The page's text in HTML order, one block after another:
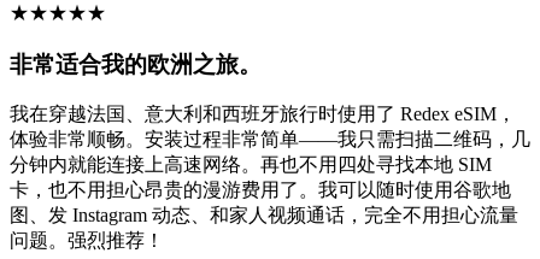
★★★★★
非常适合我的欧洲之旅。
我在穿越法国、意大利和西班牙旅行时使用了 Redex eSIM，
体验非常顺畅。安装过程非常简单——我只需扫描二维码，几
分钟内就能连接上高速网络。再也不用四处寻找本地 SIM
卡，也不用担心昂贵的漫游费用了。我可以随时使用谷歌地
图、发 Instagram 动态、和家人视频通话，完全不用担心流量
问题。强烈推荐！